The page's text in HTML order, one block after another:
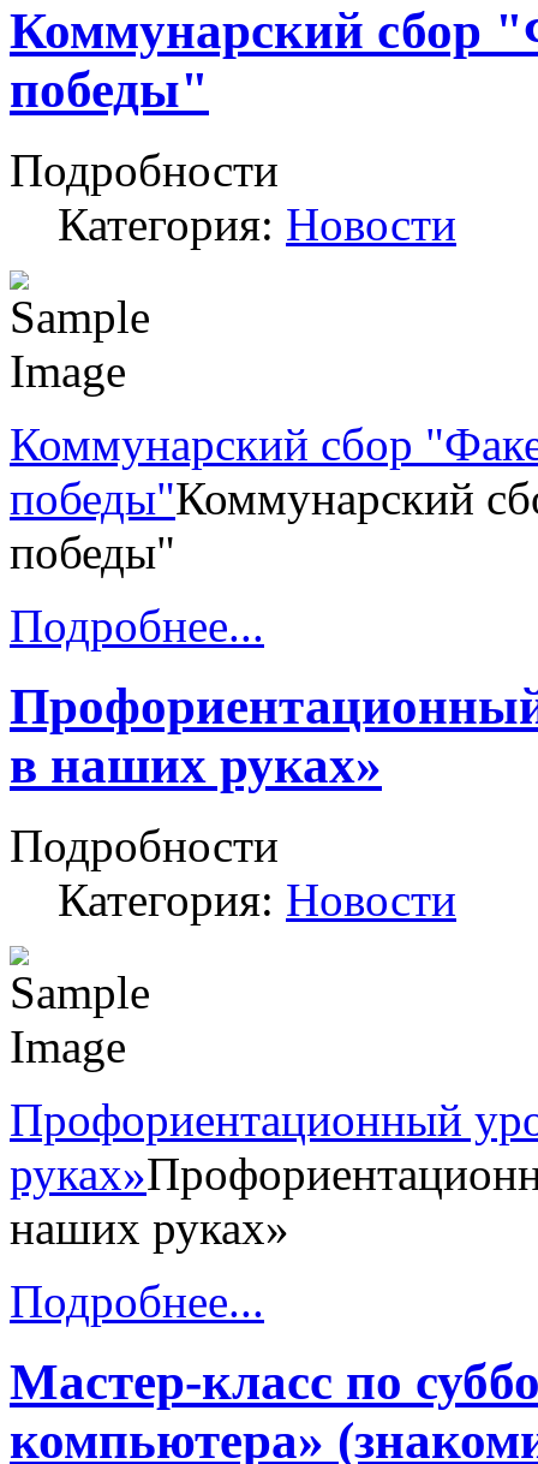
Коммунарский сбор
победы"
Подробности
Категория: Новости
Коммунарский сбор
победы"Коммунарский
победы"
Подробнее...
в наших руках»
Подробности
Категория: Новости
Профориентационный
руках»
наших руках»
Подробнее...
Мастер-класс по
компьютера»